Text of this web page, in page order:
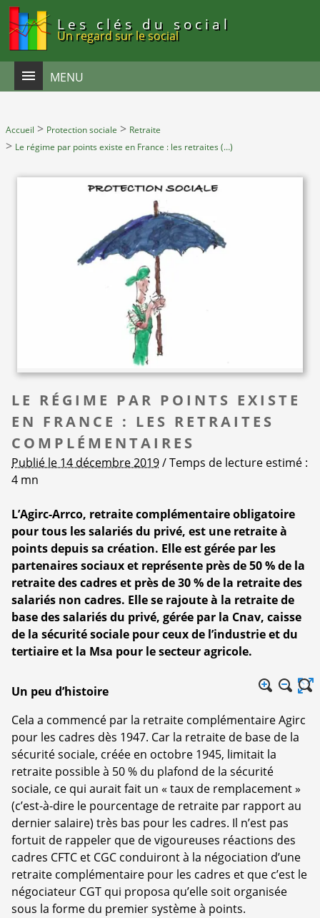
Les clés du social
Un regard sur le social
MENU
Accueil > Protection sociale > Retraite
> Le régime par points existe en France : les retraites (…)
LE RÉGIME PAR POINTS EXISTE
EN FRANCE : LES RETRAITES
COMPLÉMENTAIRES
Publié le 14 décembre 2019/ Temps de lecture estimé :
4 mn
L’Agirc-Arrco, retraite complémentaire obligatoire
pour tous les salariés du privé, est une retraite à
points depuis sa création. Elle est gérée par les
partenaires sociaux et représente près de 50 % de la
retraite des cadres et près de 30 % de la retraite des
salariés non cadres. Elle se rajoute à la retraite de
base des salariés du privé, gérée par la Cnav, caisse
de la sécurité sociale pour ceux de l’industrie et du
tertiaire et la Msa pour le secteur agricole.
Un peu d’histoire
Cela a commencé par la retraite complémentaire Agirc
pour les cadres dès 1947. Car la retraite de base de la
sécurité sociale, créée en octobre 1945, limitait la
retraite possible à 50 % du plafond de la sécurité
sociale, ce qui aurait fait un « taux de remplacement »
(c’est-à-dire le pourcentage de retraite par rapport au
dernier salaire) très bas pour les cadres. Il n’est pas
fortuit de rappeler que de vigoureuses réactions des
cadres CFTC et CGC conduiront à la négociation d’une
retraite complémentaire pour les cadres et que c’est le
négociateur CGT qui proposa qu’elle soit organisée
sous la forme du premier système à points.
Panneau de gestion des cookies